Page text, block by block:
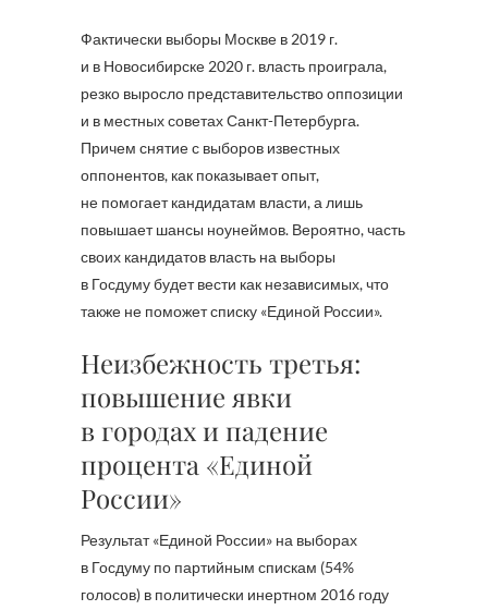
Фактически выборы Москве в 2019 г.
и в Новосибирске 2020 г. власть проиграла,
резко выросло представительство оппозиции
и в местных советах Санкт-Петербурга.
Причем снятие с выборов известных
оппонентов, как показывает опыт,
не помогает кандидатам власти, а лишь
повышает шансы ноунеймов. Вероятно, часть
своих кандидатов власть на выборы
в Госдуму будет вести как независимых, что
также не поможет списку «Единой России».
Неизбежность третья:
повышение явки
в городах и падение
процента «Единой
России»
Результат «Единой России» на выборах
в Госдуму по партийным спискам (54%
голосов) в политически инертном 2016 году